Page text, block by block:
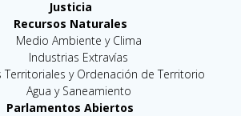
Justicia
Recursos Naturales
Medio Ambiente y Clima
Industrias Extravías
Territoriales y Ordenación de Territorio
Agua y Saneamiento
Parlamentos Abiertos